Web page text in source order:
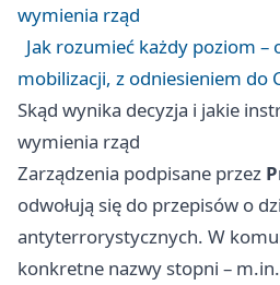
wymienia rząd
Jak rozumieć każdy poziom –
mobilizacji, z odniesieniem do
Skąd wynika decyzja i jakie
wymienia rząd
Zarządzenia podpisane przez
odwołują się do przepisów o
antyterrorystycznych. W
konkretne nazwy stopni – m.in.